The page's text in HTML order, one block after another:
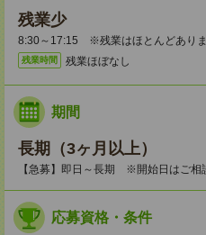
残業少
8:30～17:15 ※残業はほとんどあり
残業時間 残業ほぼなし
期間
長期（3ヶ月以上）
【急募】即日～長期 ※開始日はご相
応募資格・条件